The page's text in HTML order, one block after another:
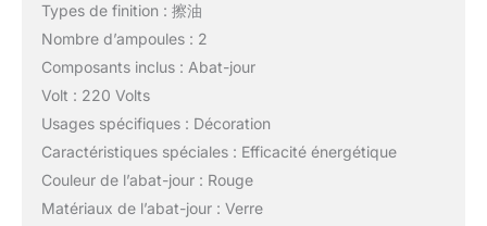
Types de finition : 擦油
Nombre d’ampoules : 2
Composants inclus : Abat-jour
Volt : 220 Volts
Usages spécifiques : Décoration
Caractéristiques spéciales : Efficacité énergétique
Couleur de l’abat-jour : Rouge
Matériaux de l’abat-jour : Verre